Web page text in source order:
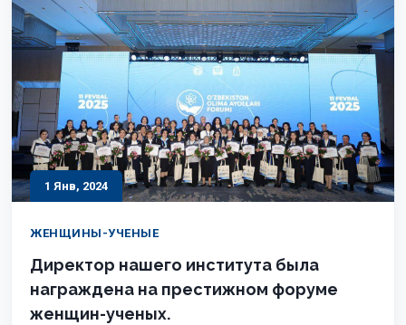
1 Янв, 2024
ЖЕНЩИНЫ-УЧЕНЫЕ
Директор нашего института была
награждена на престижном форуме
женщин-ученых.